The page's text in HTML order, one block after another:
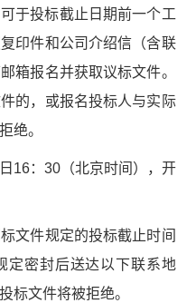
于投标截止日期前一个工
印件和公司介绍信（含联
箱报名并获取议标文件。
的，或报名投标人与实际
绝。
16：30（北京时间），开
文件规定的投标截止时间
定密封后送达以下联系地
标文件将被拒绝。